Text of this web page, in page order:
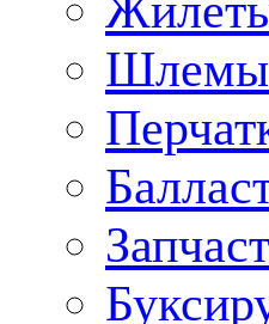
Шлемы